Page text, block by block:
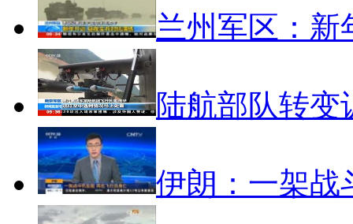
兰州军区：新
陆航部队转变
伊朗：一架战